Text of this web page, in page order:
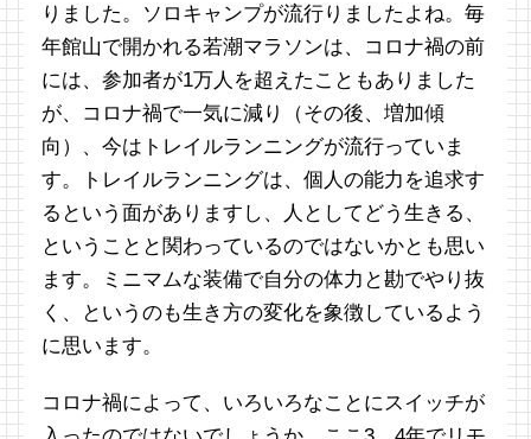
りました。ソロキャンプが流行りましたよね。毎
年館山で開かれる若潮マラソンは、コロナ禍の前
には、参加者が1万人を超えたこともありました
が、コロナ禍で一気に減り（その後、増加傾
向）、今はトレイルランニングが流行っていま
す。トレイルランニングは、個人の能力を追求す
るという面がありますし、人としてどう生きる、
ということと関わっているのではないかとも思い
ます。ミニマムな装備で自分の体力と勘でやり抜
く、というのも生き方の変化を象徴しているよう
に思います。
コロナ禍によって、いろいろなことにスイッチが